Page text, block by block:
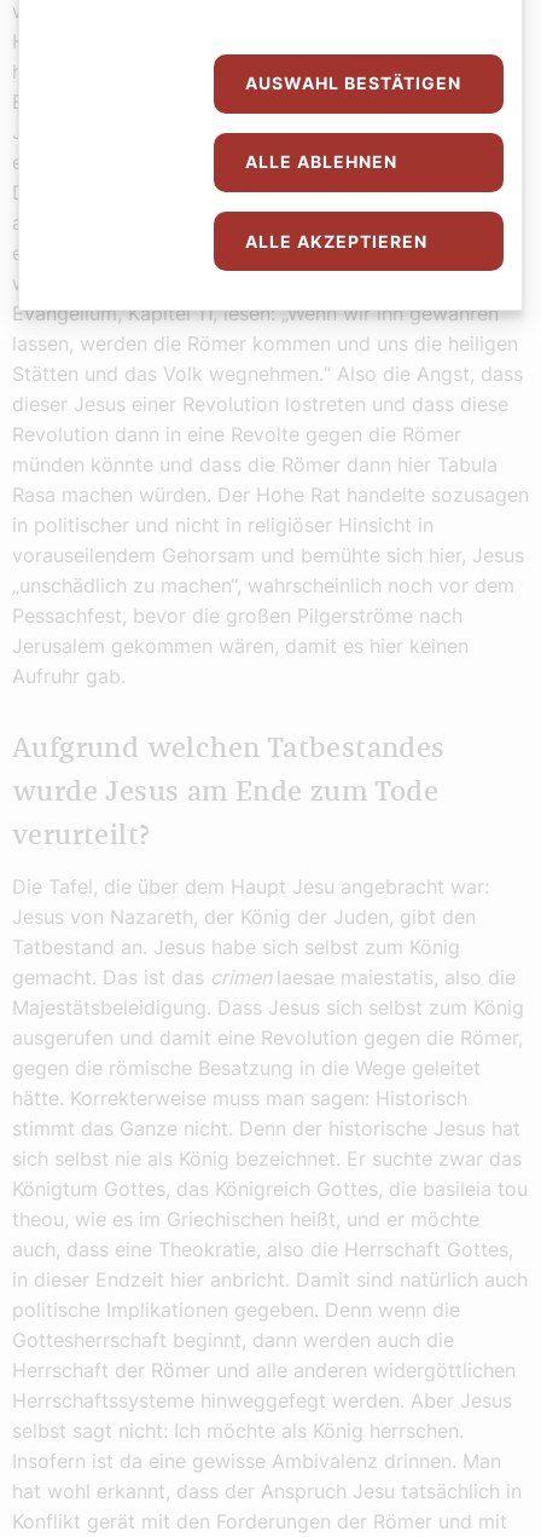
wahrscheinlich hat es so eine Art Vorbesprechung im
Hohen Rat gegeben. Allerdings haben die Evangelien
hier eine gewisse Tendenz, beginnend mit dem Markus-
Evangelium, dann das Matthäus-, Lukas- und das
Johannes-Evangelium, dass auf der einen Seite Pilatus
entlastet und die Schuld auf „die Juden“ gewälzt wird.
Das sind sehr unschöne Tendenzen, weil sie erstens
antijüdisch und zweitens unhistorisch sind. Der
eigentliche Grund für das Einschreiten des Hohen Rates
wird wohl gewesen sein, was wir im Johannes-
Evangelium, Kapitel 11, lesen: „Wenn wir ihn gewähren
lassen, werden die Römer kommen und uns die heiligen
Stätten und das Volk wegnehmen.“ Also die Angst, dass
dieser Jesus einer Revolution lostreten und dass diese
Revolution dann in eine Revolte gegen die Römer
münden könnte und dass die Römer dann hier Tabula
Rasa machen würden. Der Hohe Rat handelte sozusagen
in politischer und nicht in religiöser Hinsicht in
vorauseilendem Gehorsam und bemühte sich hier, Jesus
„unschädlich zu machen“, wahrscheinlich noch vor dem
Pessachfest, bevor die großen Pilgerströme nach
Jerusalem gekommen wären, damit es hier keinen
Aufruhr gab.
Aufgrund welchen Tatbestandes
wurde Jesus am Ende zum Tode
verurteilt?
Die Tafel, die über dem Haupt Jesu angebracht war:
Jesus von Nazareth, der König der Juden, gibt den
Tatbestand an. Jesus habe sich selbst zum König
gemacht. Das ist das crimen laesae maiestatis, also die
Majestätsbeleidigung. Dass Jesus sich selbst zum König
ausgerufen und damit eine Revolution gegen die Römer,
gegen die römische Besatzung in die Wege geleitet
hätte. Korrekterweise muss man sagen: Historisch
stimmt das Ganze nicht. Denn der historische Jesus hat
sich selbst nie als König bezeichnet. Er suchte zwar das
Königtum Gottes, das Königreich Gottes, die basileia tou
theou, wie es im Griechischen heißt, und er möchte
auch, dass eine Theokratie, also die Herrschaft Gottes,
in dieser Endzeit hier anbricht. Damit sind natürlich auch
politische Implikationen gegeben. Denn wenn die
Gottesherrschaft beginnt, dann werden auch die
Herrschaft der Römer und alle anderen widergöttlichen
Herrschaftssysteme hinweggefegt werden. Aber Jesus
selbst sagt nicht: Ich möchte als König herrschen.
Insofern ist da eine gewisse Ambivalenz drinnen. Man
hat wohl erkannt, dass der Anspruch Jesu tatsächlich in
Konflikt gerät mit den Forderungen der Römer und mit
AUSWAHL BESTÄTIGEN
ALLE ABLEHNEN
ALLE AKZEPTIEREN